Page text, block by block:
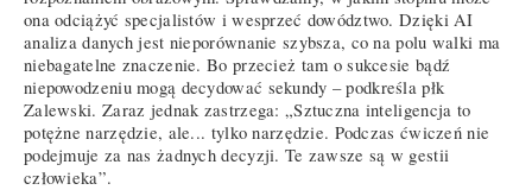
ona odciążyć specjalistów i wesprzeć dowództwo. Dzięki AI
analiza danych jest nieporównanie szybsza, co na polu walki ma
niebagatelne znaczenie. Bo przecież tam o sukcesie bądź
niepowodzeniu mogą decydować sekundy – podkreśla płk
Zalewski. Zaraz jednak zastrzega: „Sztuczna inteligencja to
potężne narzędzie, ale... tylko narzędzie. Podczas ćwiczeń nie
podejmuje za nas żadnych decyzji. Te zawsze są w gestii
człowieka”.